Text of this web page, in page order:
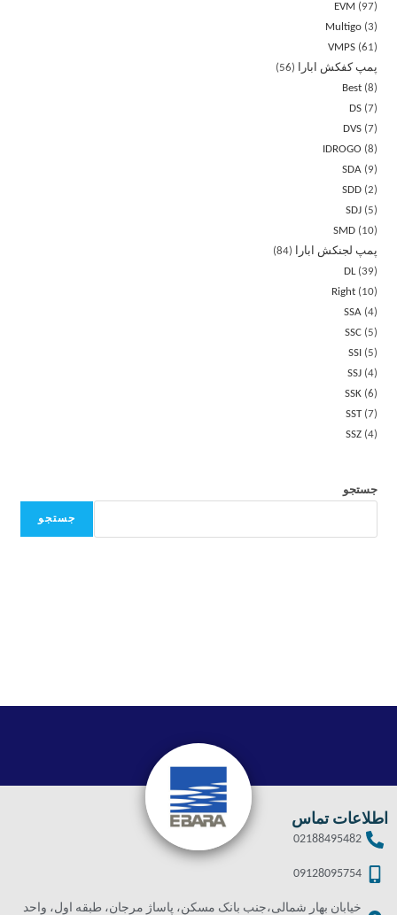
EVM
97
Multigo 3
VMPS 61
پمپ کفکش ابارا
56
Best 8
DS 7
DVS 7
IDROGO
8
SDA
9
SDD 2
SDJ
5
SMD
10
پمپ لجنکش ابارا
84
DL 39
Right
10
SSA 4
SSC
5
SSI
5
SSJ 4
SSK 6
SST 7
SSZ 4
جستجو
جستجو
اطلاعات تماس
02188495482
09128095754
خیابان بهار شمالی،جنب بانک مسکن، پاساژ مرجان، طبقه اول، واحد